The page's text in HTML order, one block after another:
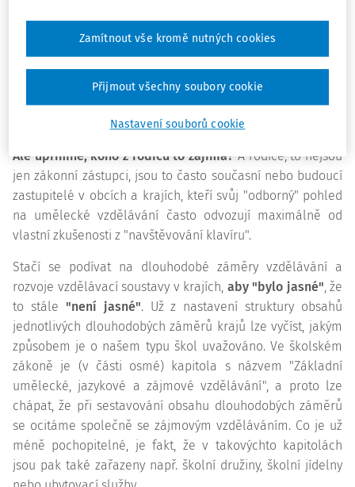
prodavačky v supermarketu, že"kvalitní zaměstnanci naší
prodejny jsou tady pro vás!".
definovány jako školy. Mají svůj Rámcový vzdělávací
program - státní zakázku na kvalitu a úroveň vzdělávání,
Ale upřímně, koho z rodičů to zajímá? A rodiče, to nejsou
jen zákonní zástupci, jsou to často současní nebo budoucí
zastupitelé v obcích a krajích, kteří svůj "odborný" pohled
na umělecké vzdělávání často odvozují maximálně od
vlastní zkušenosti z "navštěvování klavíru".
Stačí se podívat na dlouhodobé záměry vzdělávání a
rozvoje vzdělávací soustavy v krajích, aby "bylo jasné", že
to stále "není jasné". Už z nastavení struktury obsahů
jednotlivých dlouhodobých záměrů krajů lze vyčíst, jakým
způsobem je o našem typu škol uvažováno. Ve školském
zákoně je (v části osmé) kapitola s názvem "Základní
umělecké, jazykové a zájmové vzdělávání", a proto lze
chápat, že při sestavování obsahu dlouhodobých záměrů
se ocitáme společně se zájmovým vzděláváním. Co je už
méně pochopitelné, je fakt, že v takovýchto kapitolách
jsou pak také zařazeny např. školní družiny, školní jídelny
Nastavení souborů cookie
Zamítnout vše kromě nutných cookies
Přijmout všechny soubory cookie